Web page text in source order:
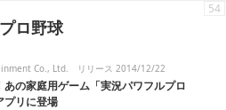
ロ野球
Co., Ltd. リリース 2014/12/22
あの家庭用ゲーム「実況パワフルプロ
プリに登場
54